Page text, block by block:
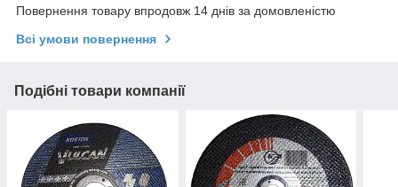
Повернення товару впродовж 14 днів за домовленістю
Всі умови повернення
Подібні товари компанії